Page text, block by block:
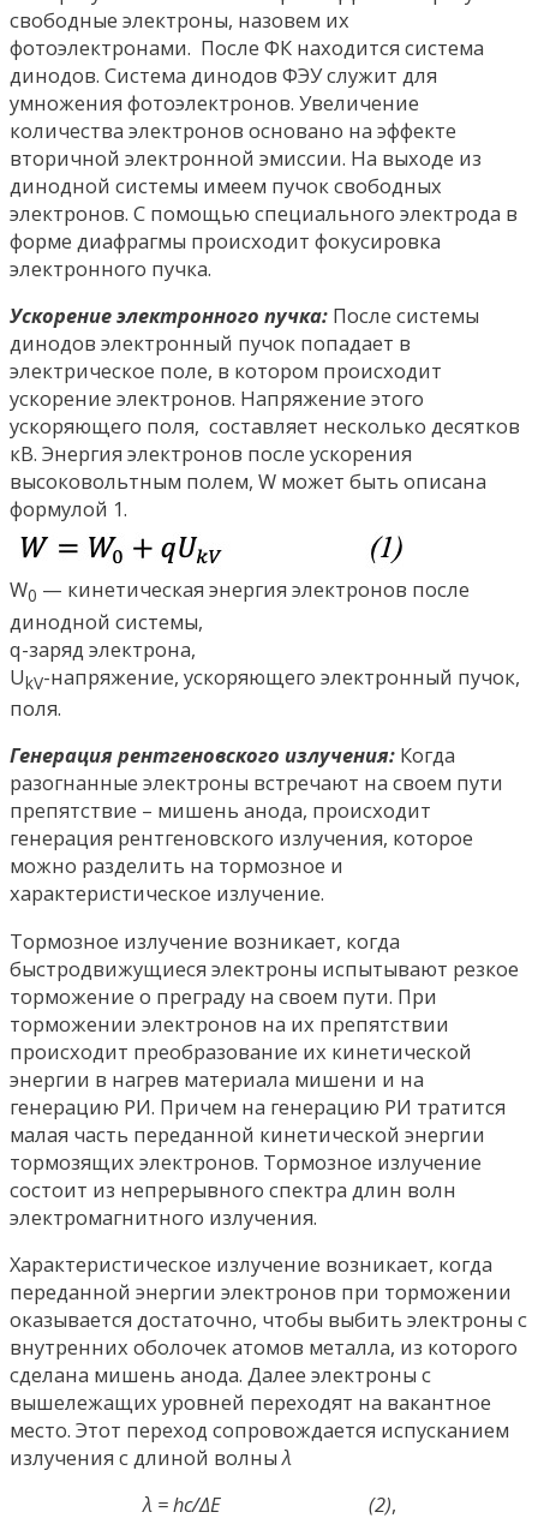
свободные электроны, назовем их
фотоэлектронами. После ФК находится система
динодов. Система динодов ФЭУ служит для
умножения фотоэлектронов. Увеличение
количества электронов основано на эффекте
вторичной электронной эмиссии. На выходе из
динодной системы имеем пучок свободных
электронов. С помощью специального электрода в
форме диафрагмы происходит фокусировка
электронного пучка.
Ускорение электронного пучка: После системы
динодов электронный пучок попадает в
электрическое поле, в котором происходит
ускорение электронов. Напряжение этого
ускоряющего поля, составляет несколько десятков
кВ. Энергия электронов после ускорения
высоковольтным полем, W может быть описана
формулой 1.
W0 — кинетическая энергия электронов после
динодной системы,
q-заряд электрона,
UkV-напряжение, ускоряющего электронный пучок,
поля.
Генерация рентгеновского излучения: Когда
разогнанные электроны встречают на своем пути
препятствие – мишень анода, происходит
генерация рентгеновского излучения, которое
можно разделить на тормозное и
характеристическое излучение.
Тормозное излучение возникает, когда
быстродвижущиеся электроны испытывают резкое
торможение о преграду на своем пути. При
торможении электронов на их препятствии
происходит преобразование их кинетической
энергии в нагрев материала мишени и на
генерацию РИ. Причем на генерацию РИ тратится
малая часть переданной кинетической энергии
тормозящих электронов. Тормозное излучение
состоит из непрерывного спектра длин волн
электромагнитного излучения.
Характеристическое излучение возникает, когда
переданной энергии электронов при торможении
оказывается достаточно, чтобы выбить электроны с
внутренних оболочек атомов металла, из которого
сделана мишень анода. Далее электроны с
вышележащих уровней переходят на вакантное
место. Этот переход сопровождается испусканием
излучения с длиной волныλ
λ =hc/ΔE (2),